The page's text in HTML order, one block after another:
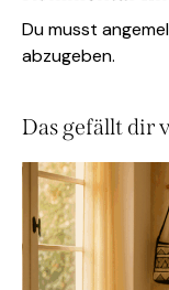
Du musst
abzugeben.
Das gefällt dir